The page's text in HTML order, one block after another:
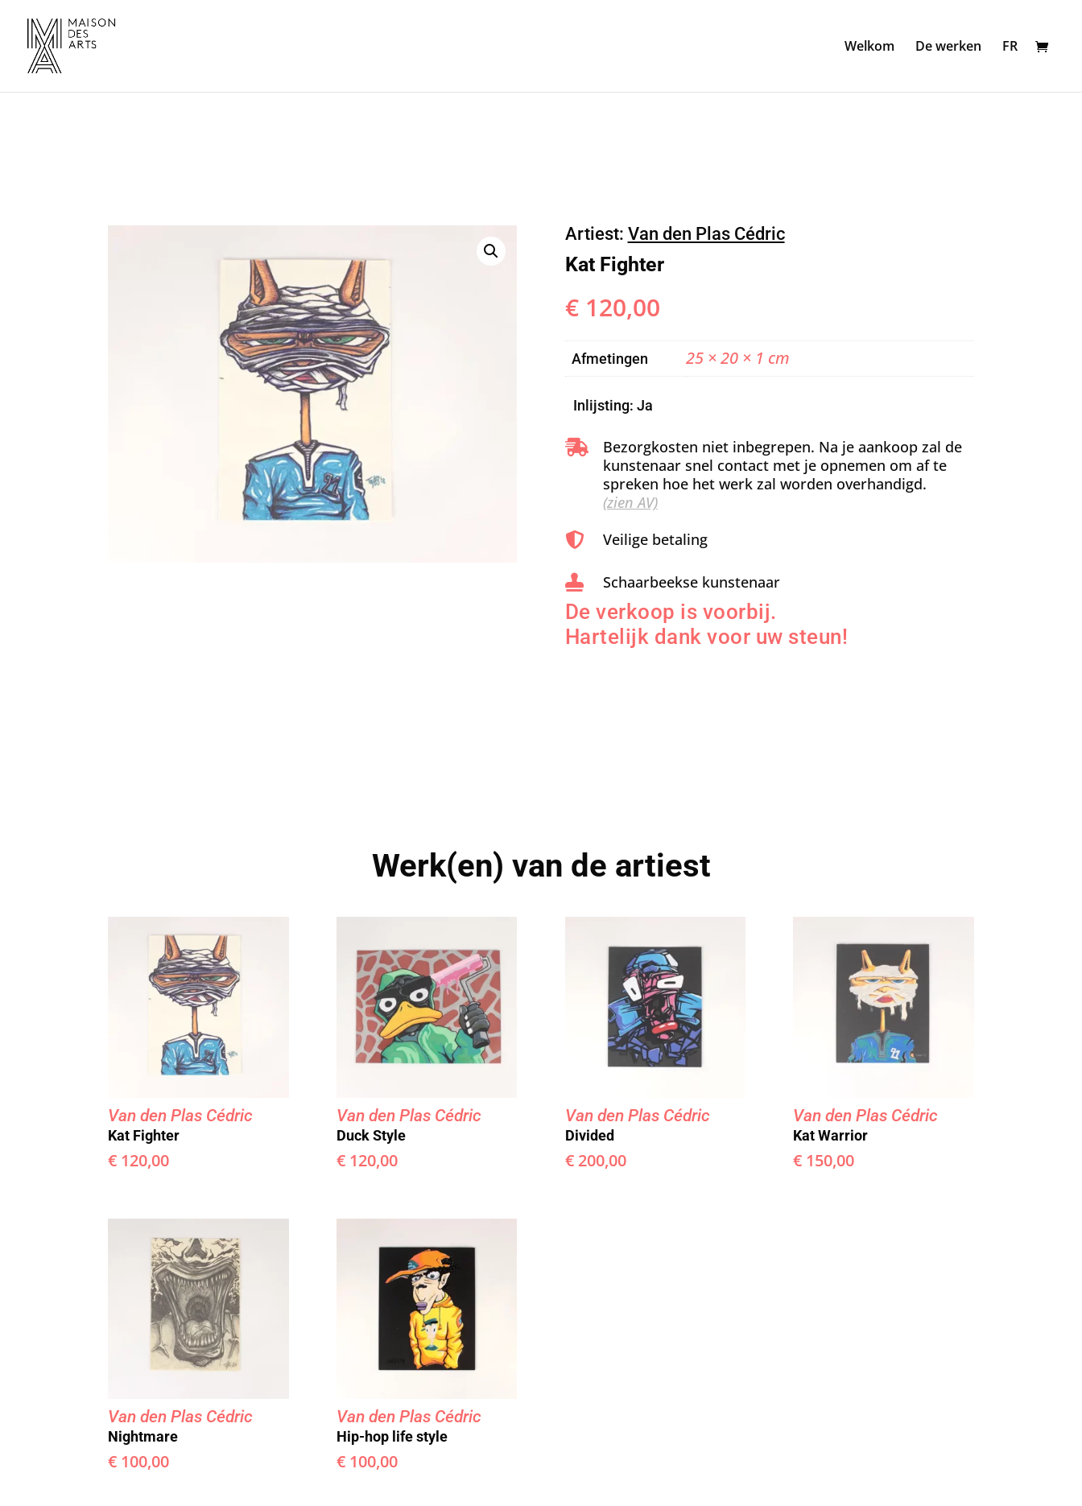
Welkom De werken FR
Artiest: Van den Plas Cédric
Kat Fighter
€120,00
Afmetingen 25 × 20 × 1 cm
Inlijsting: Ja

Bezorgkosten niet inbegrepen. Na je aankoop zal de
kunstenaar snel contact met je opnemen om af te
spreken hoe het werk zal worden overhandigd.
(zien AV)
 Veilige betaling
 Schaarbeekse kunstenaar
De verkoop is voorbij.
Hartelijk dank voor uw steun!
Werk(en) van de artiest
Van den Plas Cédric
Kat Fighter
€ 120,00
Van den Plas Cédric
Duck Style
€120,00
Van den Plas Cédric
Divided
€200,00
Van den Plas Cédric
Kat Warrior
€ 150,00
Van den Plas Cédric
Nightmare
€ 100,00
Van den Plas Cédric
Hip-hop life style
€100,00